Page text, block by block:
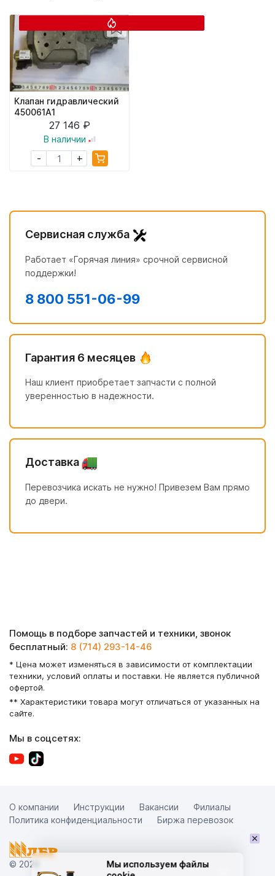
Клапан гидравлический
450061A1
27 146 ₽
В наличии
- +
Сервисная служба
Работает «Горячая линия» срочной сервисной
поддержки!
8 800 551-06-99
Гарантия 6 месяцев
Наш клиент приобретает запчасти с полной
уверенностью в надежности.
Доставка
Перевозчика искать не нужно! Привезем Вам прямо
до двери.
Мы используем файлы
Помощь в подборе запчастей и техники, звонок
бесплатный: 8 (714) 293-14-46
* Цена может изменяться в зависимости от комплектации
техники, условий оплаты и поставки. Не является публичной
офертой.
** Характеристики товара могут отличаться от указанных на
сайте.
Мы в соцсетях:
© 2026
О компании Инструкции Вакансии
Филиалы
Политика конфиденциальности
Биржа перевозок
×